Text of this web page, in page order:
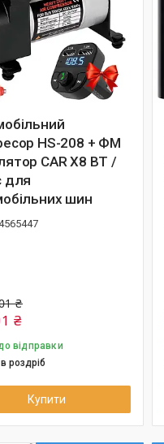
HS-208 + ФМ
CAR X8 BT /
для
шин
₴
₴
відправки
роздріб
Купити